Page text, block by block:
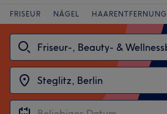
FRISEUR NÄGEL HAARENTFERNUNG